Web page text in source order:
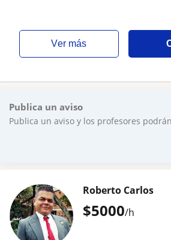
ver más
Publica un aviso
Publica un aviso y los profesores
$5000/h
Roberto Carlos